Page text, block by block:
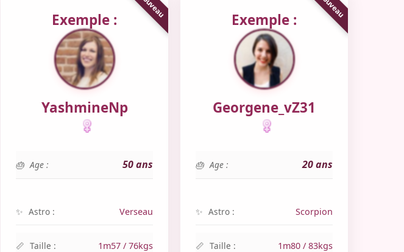
Exemple :
YashmineNp
Age : 50 ans
Astro : Verseau
Taille : 1m57 / 76kgs
Exemple :
Georgene_vZ31
Age : 20 ans
Astro : Scorpion
Taille : 1m80 / 83kgs